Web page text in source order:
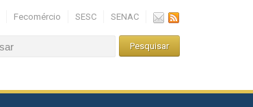
Fecomércio SESC SENAC